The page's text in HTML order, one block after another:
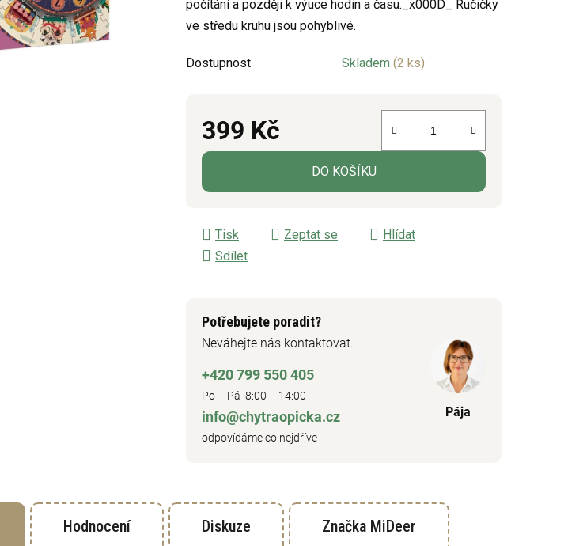
z
5
počítání a později k výuce hodin a času._x000D_ Ručičky
ve středu kruhu jsou pohyblivé.
Dostupnost Skladem (2 ks)
399 Kč
Měrná cena:
DO KOŠÍKU
Tisk Zeptat se
Hlídat
Sdílet
Potřebujete poradit?
Neváhejte nás kontaktovat.
+420 799 550 405
Po – Pá 8:00 – 14:00
info@chytraopicka.cz
odpovídáme co nejdříve
Pája
Hodnocení Diskuze ZnačkaMiDeer